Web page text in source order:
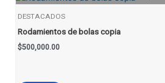
DESTACADOS
Rodamientos de bolas copia
$500,000.00